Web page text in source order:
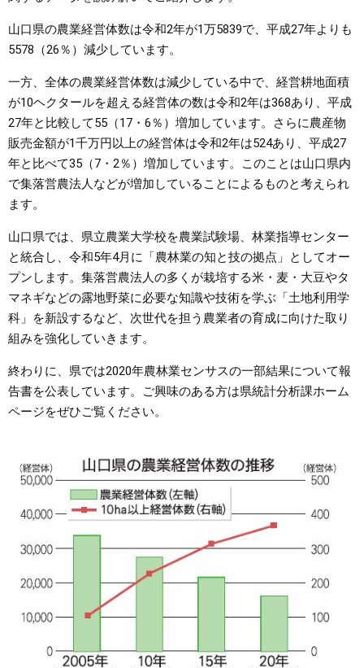
山口県の農業経営体数は令和2年が1万5839で、平成27年よりも
5578（26％）減少しています。
一方、全体の農業経営体数は減少している中で、経営耕地面積
が10ヘクタールを超える経営体の数は令和2年は368あり、平成
27年と比較して55（17・6％）増加しています。さらに農産物
販売金額が1千万円以上の経営体は令和2年は524あり、平成27
年と比べて35（7・2％）増加しています。このことは山口県内
で集落営農法人などが増加していることによるものと考えられ
ます。
山口県では、県立農業大学校を農業試験場、林業指導センター
と統合し、令和5年4月に「農林業の知と技の拠点」としてオー
プンします。集落営農法人の多くが栽培する米・麦・大豆やタ
マネギなどの露地野菜に必要な知識や技術を学ぶ「土地利用学
科」を新設するなど、次世代を担う農業者の育成に向けた取り
組みを強化していきます。
終わりに、県では2020年農林業センサスの一部結果について報
告書を公表しています。ご興味のある方は県統計分析課ホーム
ページをぜひご覧ください。